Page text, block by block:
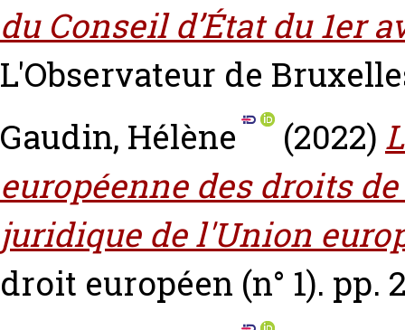
du Conseil d’État du 1er
L'Observateur de
Gaudin, Hélène
(2022)
européenne des droits
juridique de l'Union
droit européen (n° 1). pp.